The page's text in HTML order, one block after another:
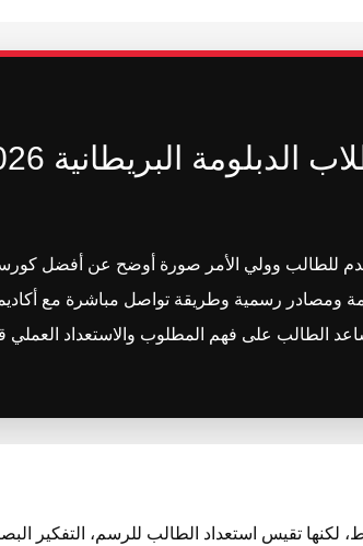
للطالب وولي الأمر صورة أوضح عن أفضل
آرت، مع روابط مهمة ومصادر رسمية وطريقة تواصل مباشرة
الطالب على فهم المطلوب والاستعداد العملي
لكنها تقيس استعداد الطالب للرسم، التفكير